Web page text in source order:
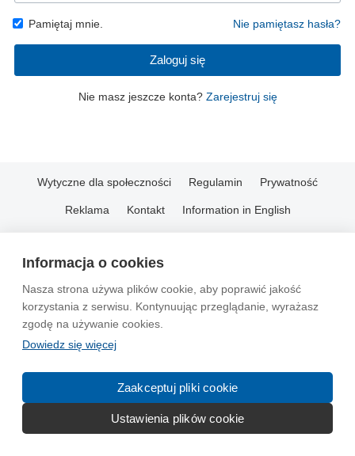
Informacja o cookies
Nasza strona używa plików cookie, aby poprawić jakość
korzystania z serwisu. Kontynuując przeglądanie, wyrażasz
zgodę na używanie cookies.
Dowiedz się więcej
Zaakceptuj pliki cookie
Ustawienia plików cookie
Pamiętaj mnie. Nie pamiętasz hasła?
Zaloguj się
Nie masz jeszcze konta? Zarejestruj się
Wytyczne dla społeczności Regulamin Prywatność
Reklama Kontakt Information in English